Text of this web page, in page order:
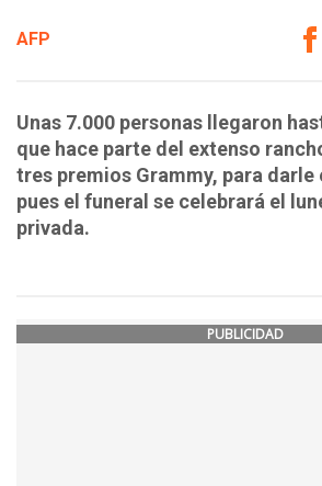
AFP
Unas 7.000 personas llegaron
que hace parte del extenso
tres premios Grammy, para
pues el funeral se celebrará el
privada.
PUBLICIDAD